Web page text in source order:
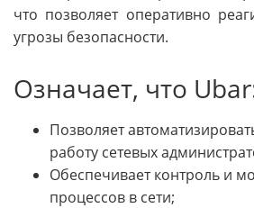
что позволяет оперативно
угрозы безопасности.
Означает, что
Позволяет
работу сетевых
Обеспечивает контроль и
процессов в сети;